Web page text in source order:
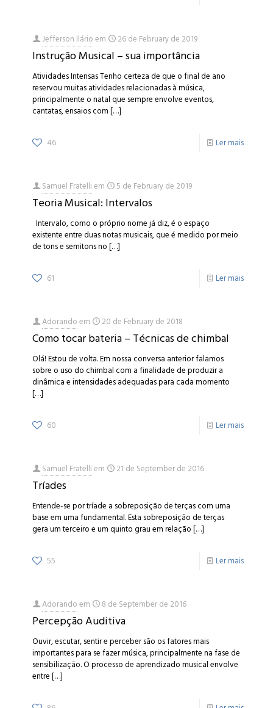
Jefferson Ilárioem 26 de February de 2019
Instrução Musical – sua importância
Atividades Intensas Tenho certeza de que o final de ano
reservou muitas atividades relacionadas à música,
principalmente o natal que sempre envolve eventos,
cantatas, ensaios com[…]
46 Ler mais
Samuel Fratelliem 5 de February de 2019
Teoria Musical: Intervalos
Intervalo, como o próprio nome já diz, é o espaço
existente entre duas notas musicais, que é medido por meio
de tons e semitons no[…]
61 Ler mais
Adorandoem 20 de February de 2018
Como tocar bateria – Técnicas de chimbal
Olá! Estou de volta. Em nossa conversa anterior falamos
sobre o uso do chimbal com a finalidade de produzir a
dinâmica e intensidades adequadas para cada momento
[…]
60 Ler mais
Samuel Fratelliem 21 de September de 2016
Tríades
Entende-se por tríade a sobreposição de terças com uma
base em uma fundamental. Esta sobreposição de terças
gera um terceiro e um quinto grau em relação[…]
55 Ler mais
Adorandoem 8 de September de 2016
Percepção Auditiva
Ouvir, escutar, sentir e perceber são os fatores mais
importantes para se fazer música, principalmente na fase de
sensibilização. O processo de aprendizado musical envolve
entre[…]